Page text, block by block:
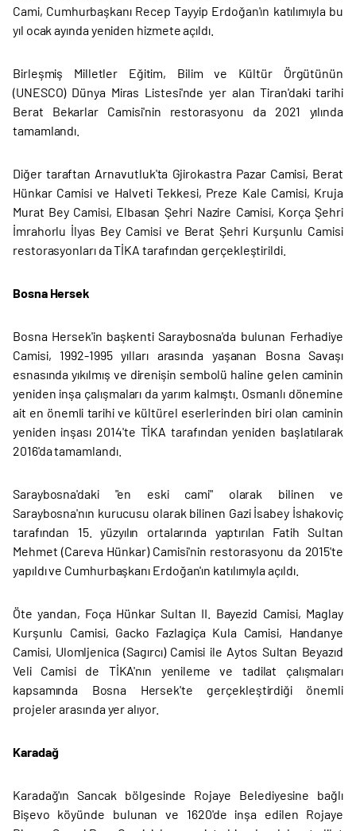
Cami, Cumhurbaşkanı Recep Tayyip Erdoğan'ın katılımıyla bu
yıl ocak ayında yeniden hizmete açıldı.
Birleşmiş Milletler Eğitim, Bilim ve Kültür Örgütünün
(UNESCO) Dünya Miras Listesi'nde yer alan Tiran'daki tarihi
Berat Bekarlar Camisi'nin restorasyonu da 2021 yılında
tamamlandı.
Diğer taraftan Arnavutluk'ta Gjirokastra Pazar Camisi, Berat
Hünkar Camisi ve Halveti Tekkesi, Preze Kale Camisi, Kruja
Murat Bey Camisi, Elbasan Şehri Nazire Camisi, Korça Şehri
İmrahorlu İlyas Bey Camisi ve Berat Şehri Kurşunlu Camisi
restorasyonları da TİKA tarafından gerçekleştirildi.
Bosna Hersek
Bosna Hersek'in başkenti Saraybosna'da bulunan Ferhadiye
Camisi, 1992-1995 yılları arasında yaşanan Bosna Savaşı
esnasında yıkılmış ve direnişin sembolü haline gelen caminin
yeniden inşa çalışmaları da yarım kalmıştı. Osmanlı dönemine
ait en önemli tarihi ve kültürel eserlerinden biri olan caminin
yeniden inşası 2014'te TİKA tarafından yeniden başlatılarak
2016'da tamamlandı.
Saraybosna'daki "en eski cami" olarak bilinen ve
Saraybosna'nın kurucusu olarak bilinen Gazi İsabey İshakoviç
tarafından 15. yüzyılın ortalarında yaptırılan Fatih Sultan
Mehmet (Careva Hünkar) Camisi'nin restorasyonu da 2015'te
yapıldı ve Cumhurbaşkanı Erdoğan'ın katılımıyla açıldı.
Öte yandan, Foça Hünkar Sultan II. Bayezid Camisi, Maglay
Kurşunlu Camisi, Gacko Fazlagiça Kula Camisi, Handanye
Camisi, Ulomljenica (Sagırcı) Camisi ile Aytos Sultan Beyazıd
Veli Camisi de TİKA'nın yenileme ve tadilat çalışmaları
kapsamında Bosna Hersek'te gerçekleştirdiği önemli
projeler arasında yer alıyor.
Karadağ
Karadağ'ın Sancak bölgesinde Rojaye Belediyesine bağlı
Bişevo köyünde bulunan ve 1620'de inşa edilen Rojaye